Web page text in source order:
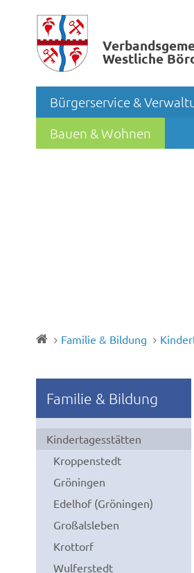
Westliche
Bürgerservice &
Bauen & Wohnen
Familie & Bildung
Familie & Bildung
Kindertagesstätten
Kroppenstedt
Gröningen
Edelhof (Gröningen)
Großalsleben
Krottorf
Wulferstedt